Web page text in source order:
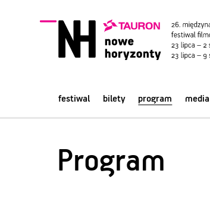
festiwal bilety program media
Program